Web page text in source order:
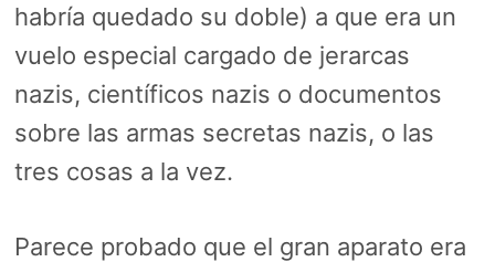
habría quedado su doble) a que era un
vuelo especial cargado de jerarcas
nazis, científicos nazis o documentos
sobre las armas secretas nazis, o las
tres cosas a la vez.
Parece probado que el gran aparato era